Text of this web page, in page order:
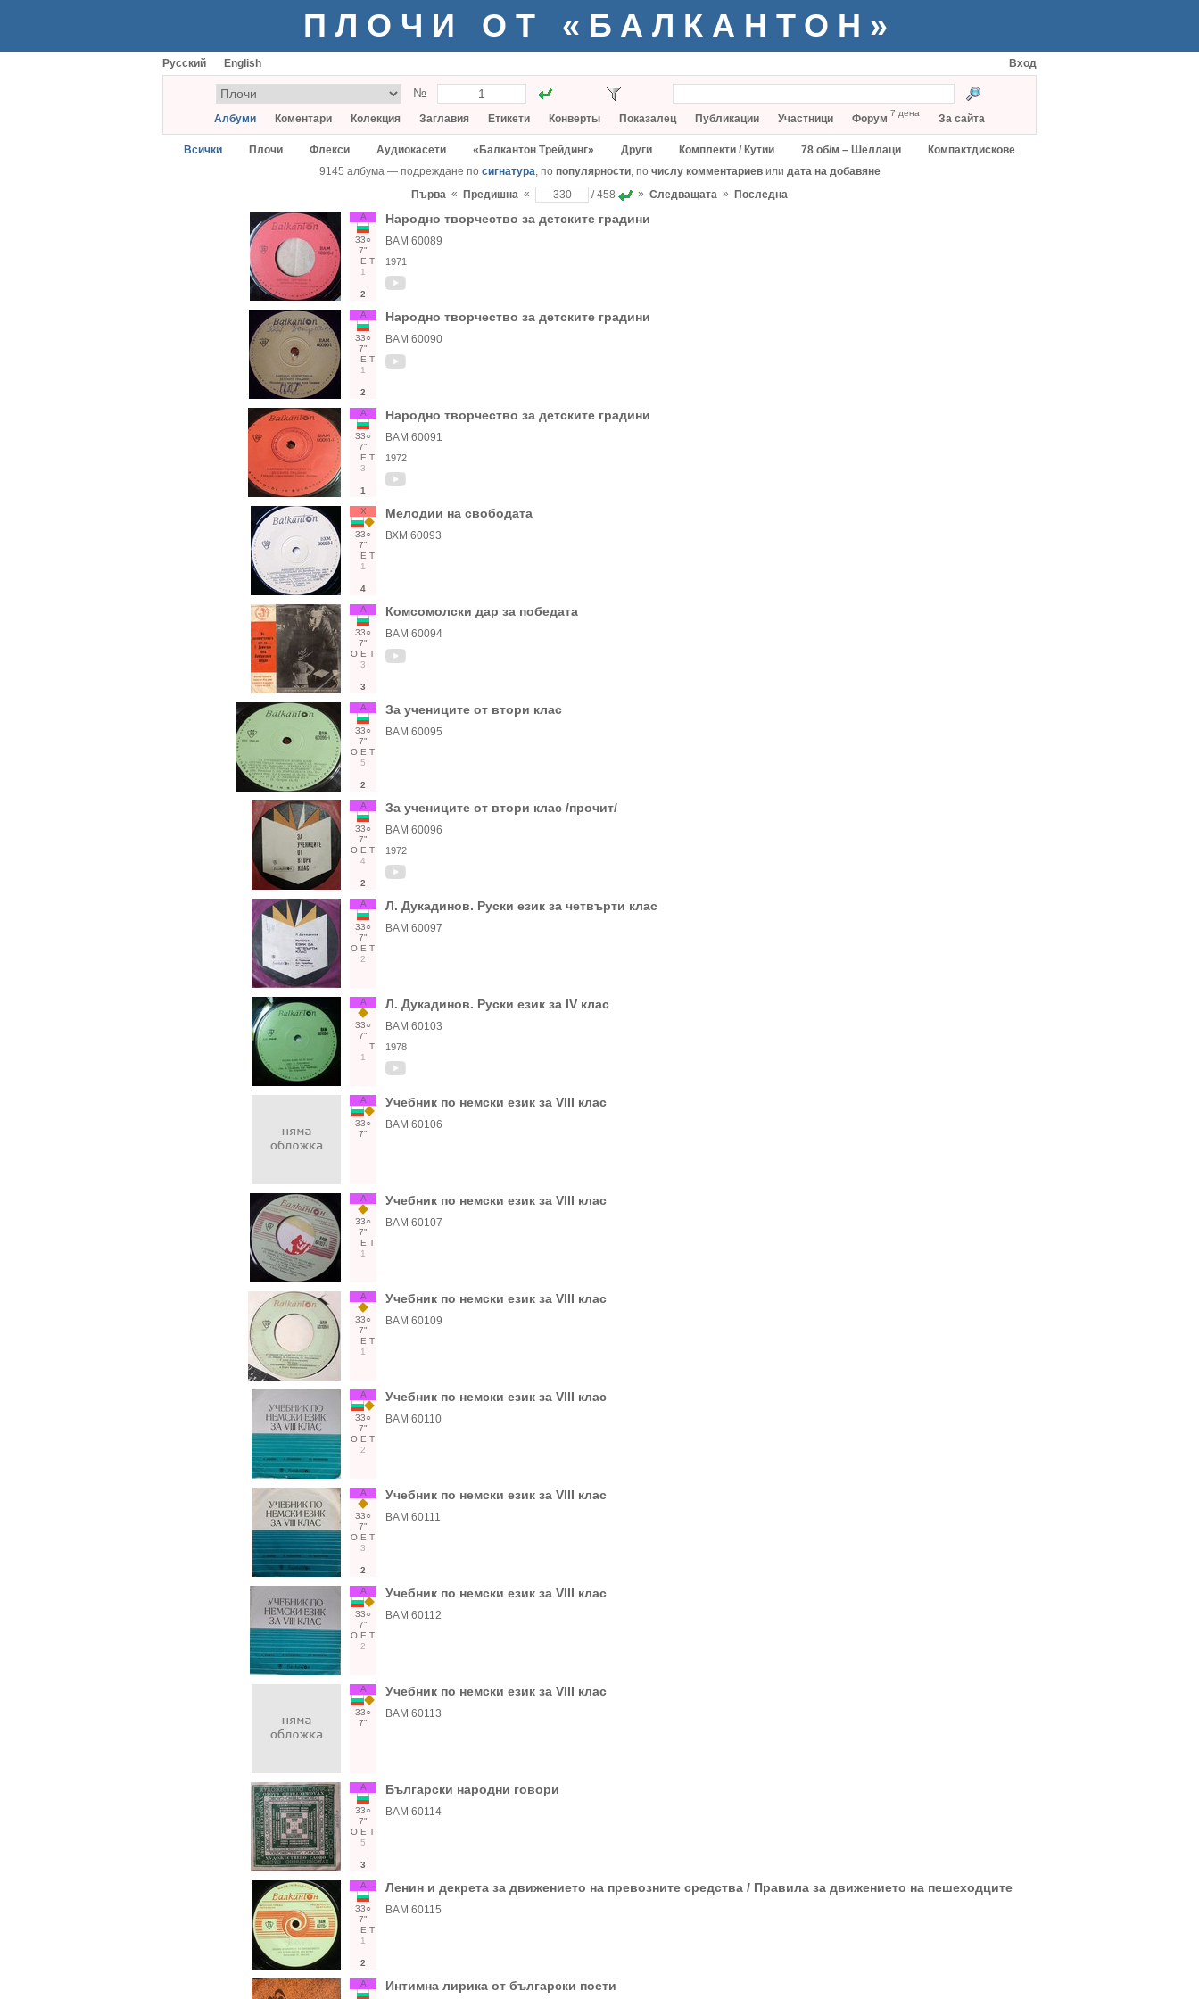
ПЛОЧИ ОТ «БАЛКАНТОН»
Русский English Вход
№
Албуми Коментари Колекция Заглавия Етикети Конверты Показалец Публикации Участници Форум 7 дена За сайта
Всички Плочи Флекси Аудиокасети «Балкантон Трейдинг» Други Комплекти / Кутии 78 об/м – Шеллаци
Компактдискове
9145 албума — подреждане по сигнатура, по популярности, по числу комментариевили дата на добавяне
Първа « Предишна « / 458 » Следващата » Последна
А
33○
7"
Е Т
1
2
Народно творчество за детските градини
ВАМ 60089
1971
А
33○
7"
Е Т
1
2
Народно творчество за детските градини
BAM 60090
А
33○
7"
Е Т
3
1
Народно творчество за детските градини
ВАМ 60091
1972
Х
33○
7"
Е Т
1
4
Мелодии на свободата
ВХМ 60093
А
33○
7"
О Е Т
3
3
Комсомолски дар за победата
ВАМ 60094
А
33○
7"
О Е Т
5
2
За учениците от втори клас
ВАМ 60095
А
33○
7"
О Е Т
4
2
За учениците от втори клас /прочит/
ВАМ 60096
1972
А
33○
7"
О Е Т
2
Л. Дукадинов. Руски език за четвърти клас
ВАМ 60097
А
33○
7"
Т
1
Л. Дукадинов. Руски език за IV клас
ВАМ 60103
1978
А
33○
7"
Учебник по немски език за VIII клас
ВАМ 60106
А
33○
7"
Е Т
1
Учебник по немски език за VIII клас
ВАМ 60107
А
33○
7"
Е Т
1
Учебник по немски език за VIII клас
ВАМ 60109
А
33○
7"
О Е Т
2
Учебник по немски език за VIII клас
ВАМ 60110
А
33○
7"
О Е Т
3
2
Учебник по немски език за VІІІ клас
ВАМ 60111
А
33○
7"
О Е Т
2
Учебник по немски език за VIII клас
ВАМ 60112
А
33○
7"
Учебник по немски език за VIII клас
ВАМ 60113
А
33○
7"
О Е Т
5
3
Български народни говори
ВАМ 60114
А
33○
7"
Е Т
1
2
Ленин и декрета за движението на превозните средства / Правила за движението на пешеходците
ВАМ 60115
А Интимна лирика от български поети